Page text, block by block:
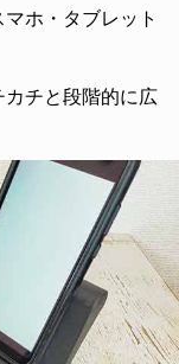
ホ・タブレット
カチと段階的に広